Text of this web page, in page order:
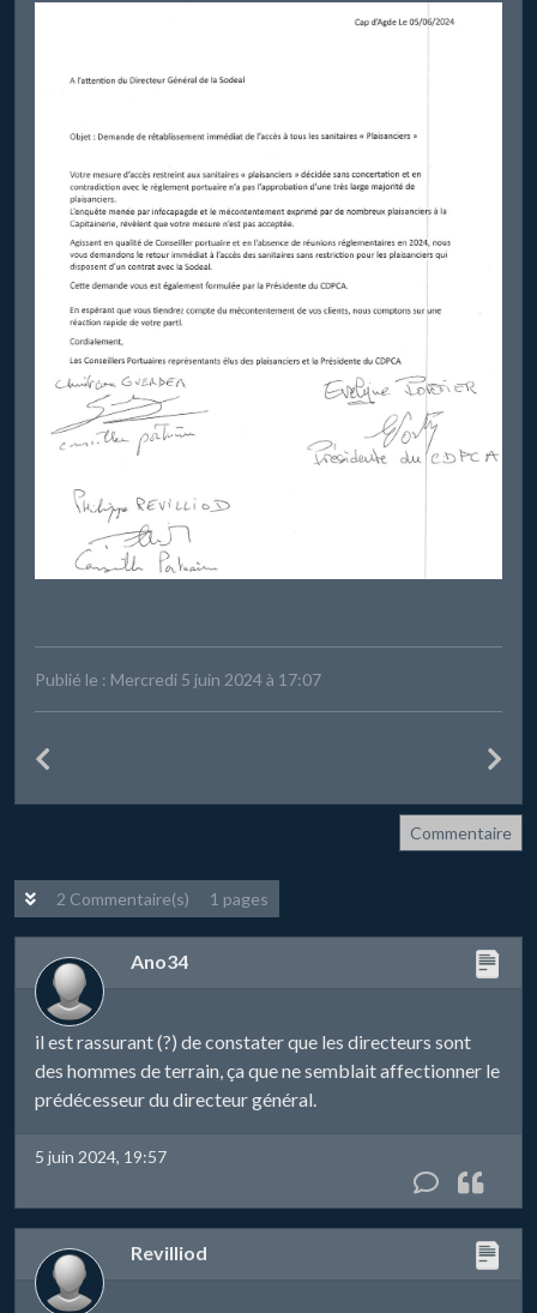
Publié le : Mercredi 5 juin 2024 à 17:07
Commentaire
2 Commentaire(s) 1 pages
Ano34
il est rassurant (?) de constater que les directeurs sont
des hommes de terrain, ça que ne semblait affectionner le
prédécesseur du directeur général.
5 juin 2024, 19:57
Revilliod